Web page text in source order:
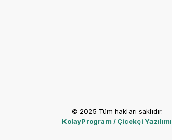
© 2025 Tüm hakları saklıdır.
KolayProgram / Çiçekçi Yazılımı